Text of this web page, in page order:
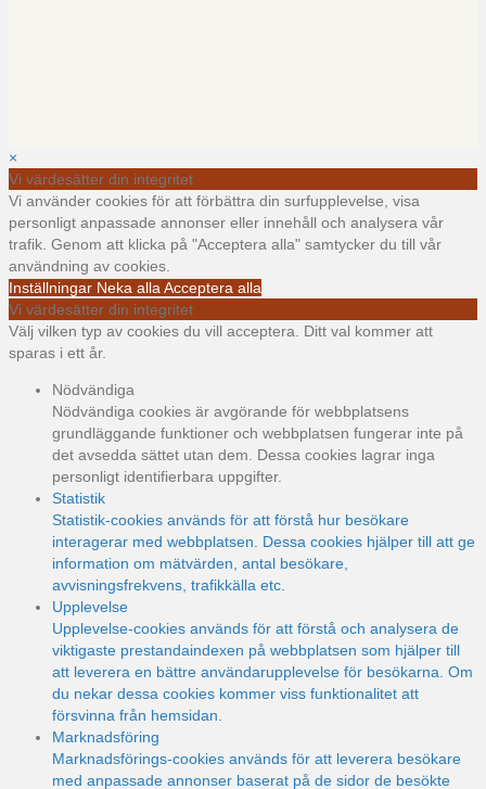
×
Vi värdesätter din integritet
Vi använder cookies för att förbättra din surfupplevelse, visa
personligt anpassade annonser eller innehåll och analysera vår
trafik. Genom att klicka på "Acceptera alla" samtycker du till vår
användning av cookies.
Inställningar Neka alla Acceptera alla
Vi värdesätter din integritet
Välj vilken typ av cookies du vill acceptera. Ditt val kommer att
sparas i ett år.
Nödvändiga
Nödvändiga cookies är avgörande för webbplatsens
grundläggande funktioner och webbplatsen fungerar inte på
det avsedda sättet utan dem. Dessa cookies lagrar inga
personligt identifierbara uppgifter.
Statistik
Statistik-cookies används för att förstå hur besökare
interagerar med webbplatsen. Dessa cookies hjälper till att ge
information om mätvärden, antal besökare,
avvisningsfrekvens, trafikkälla etc.
Upplevelse
Upplevelse-cookies används för att förstå och analysera de
viktigaste prestandaindexen på webbplatsen som hjälper till
att leverera en bättre användarupplevelse för besökarna. Om
du nekar dessa cookies kommer viss funktionalitet att
försvinna från hemsidan.
Marknadsföring
Marknadsförings-cookies används för att leverera besökare
med anpassade annonser baserat på de sidor de besökte